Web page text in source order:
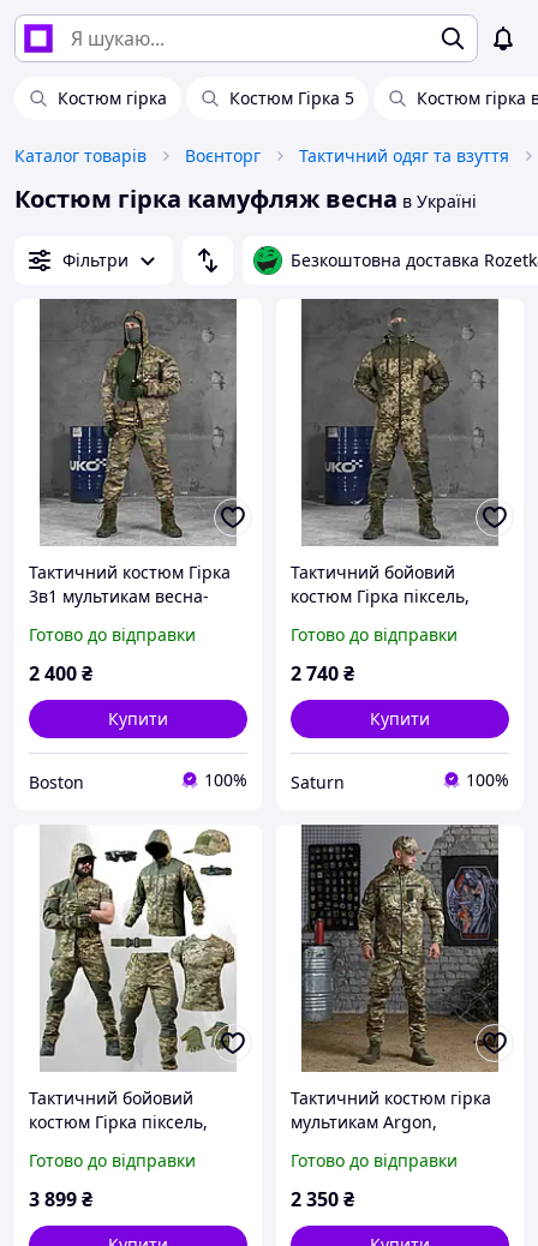
Костюм гірка Костюм Гірка 5 Костюм гірка
Каталог товарів Воєнторг Тактичний одяг та взуття
Костюм гірка камуфляж весна в Україні
Фільтри Безкоштовна доставка
Тактичний костюм Гірка
3в1 мультикам весна-
форма мультикам,
армійський камуфляж ссу
Готово до відправки
2 400₴
Купити
Boston 100%
Тактичний бойовий
костюм Гірка піксель,
костюм Гірка камуфляж
весна-літо, армійська
Готово до відправки
2 740₴
Купити
Saturn 100%
Тактичний бойовий
костюм Гірка піксель,
костюм Гірка камуфляж
весна-літо, армійська
Готово до відправки
3 899₴
Тактичний костюм гірка
мультикам Argon,
Pixel Рипстоп камуфляж
армійський бойовий
Готово до відправки
2 350₴